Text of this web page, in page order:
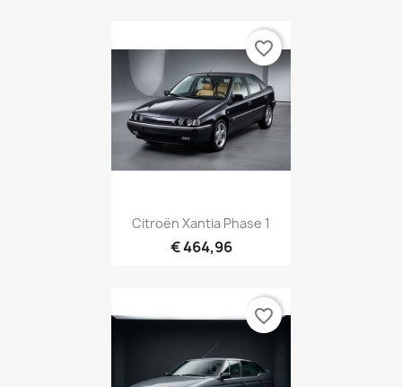
Citroën Xantia Phase 1
€ 464,96
favorite_border
favorite_border